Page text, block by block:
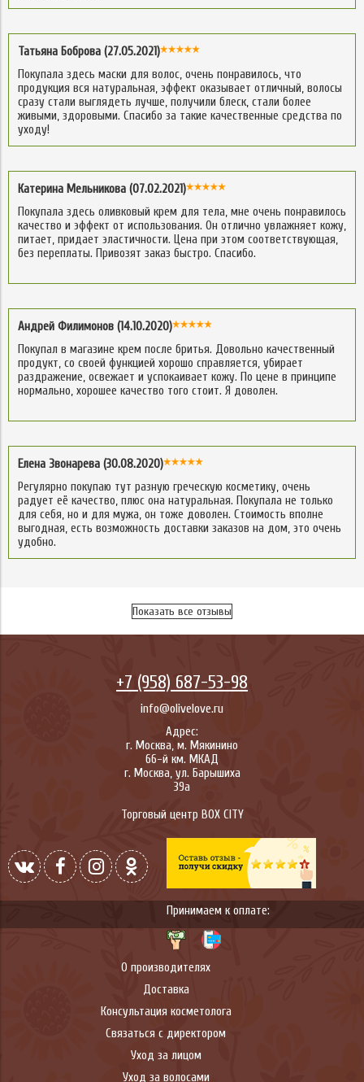
Татьяна Боброва (27.05.2021)
Покупала здесь маски для волос, очень понравилось, что
продукция вся натуральная, эффект оказывает отличный, волосы
сразу стали выглядеть лучше, получили блеск, стали более
живыми, здоровыми. Спасибо за такие качественные средства по
уходу!
Катерина Мельникова (07.02.2021)
Покупала здесь оливковый крем для тела, мне очень понравилось
качество и эффект от использования. Он отлично увлажняет кожу,
питает, придает эластичности. Цена при этом соответствующая,
без переплаты. Привозят заказ быстро. Спасибо.
Андрей Филимонов (14.10.2020)
Покупал в магазине крем после бритья. Довольно качественный
продукт, со своей функцией хорошо справляется, убирает
раздражение, освежает и успокаивает кожу. По цене в принципе
нормально, хорошее качество того стоит. Я доволен.
Елена Звонарева (30.08.2020)
Регулярно покупаю тут разную греческую косметику, очень
радует её качество, плюс она натуральная. Покупала не только
для себя, но и для мужа, он тоже доволен. Стоимость вполне
выгодная, есть возможность доставки заказов на дом, это очень
удобно.
Показать все отзывы
+7 (958) 687-53-98
info@olivelove.ru
Адрес:
г. Москва, м. Мякинино
66-й км. МКАД
г. Москва, ул. Барышиха
39а
Торговый центр BOX CITY
О производителях
Доставка
Консультация косметолога
Связаться с директором
Уход за лицом
Уход за волосами
Принимаем к оплате: